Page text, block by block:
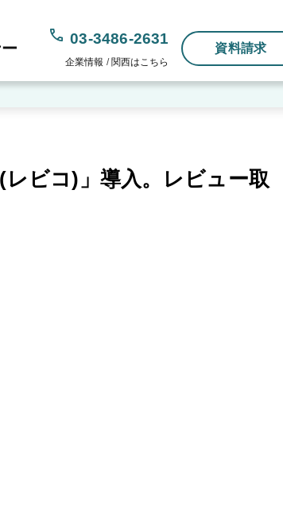
03-3486-2631
企業情報 / 関西はこちら
資料請求
ビコ)」導入。レビュー取